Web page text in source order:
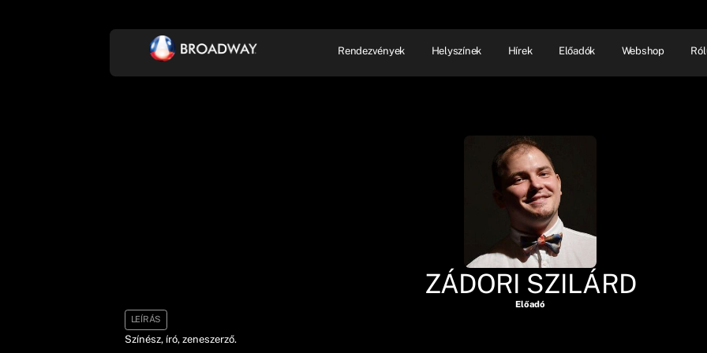
Rendezvények Helyszínek Hírek Előadók Webshop
ZÁDORI SZILÁRD
Előadó
LEÍRÁS
Színész, író, zeneszerző.